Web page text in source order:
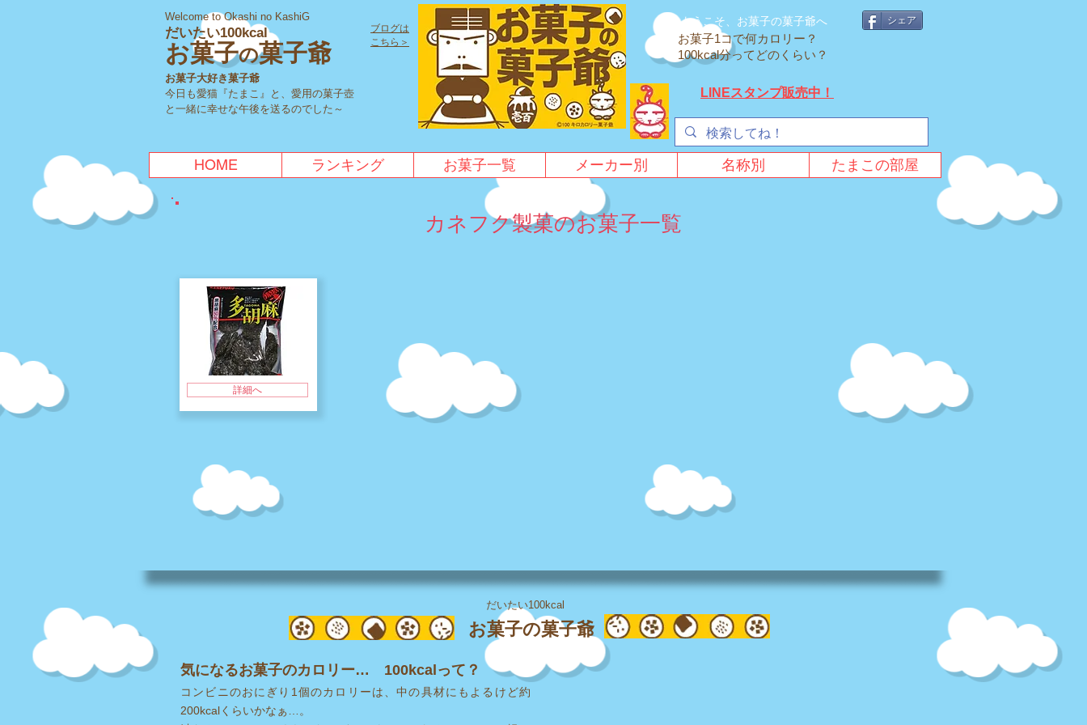
Welcome to Okashi no KashiG
だいたい100kcal
お菓子の菓子爺
お菓子大好き菓子爺
今日も愛猫『たまこ』と、愛用の菓子壺
と一緒に幸せな午後を送るのでした～
ようこそ、お菓子の菓子爺へ
お菓子1コで何カロリー？
100kcal分ってどのくらい？
ブログは
こちら＞
シェア
LINEスタンプ販売中！
HOME ランキング お菓子一覧 メーカー別 名称別 たまこの部屋
カネフク製菓のお菓子一覧
詳細へ
だいたい100kcal
お菓子の菓子爺
気になるお菓子のカロリー… 100kcalって？
コンビニのおにぎり1個のカロリーは、中の具材にもよるけど約
200kcalくらいかなぁ…。